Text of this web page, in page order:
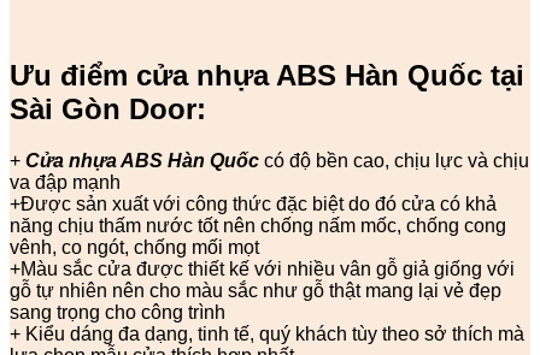
Ưu điểm cửa nhựa ABS Hàn Quốc tại
Sài Gòn Door:
+ Cửa nhựa ABS Hàn Quốc có độ bền cao, chịu lực và chịu
va đập mạnh
+Được sản xuất với công thức đặc biệt do đó cửa có khả
năng chịu thấm nước tốt nên chống nấm mốc, chống cong
vênh, co ngót, chống mối mọt
+Màu sắc cửa được thiết kế với nhiều vân gỗ giả giống với
gỗ tự nhiên nên cho màu sắc như gỗ thật mang lại vẻ đẹp
sang trọng cho công trình
+ Kiểu dáng đa dạng, tinh tế, quý khách tùy theo sở thích mà